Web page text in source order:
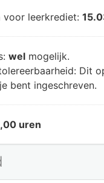
voor leerkrediet:
wel mogelijk.
Dit
bent ingeschreven.
uren